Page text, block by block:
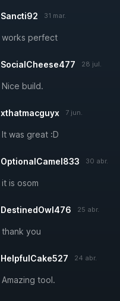
Sancti92 31 mar.
works perfect
SocialCheese477 28 jul.
Nice build.
xthatmacguyx 7 jun.
It was great :D
OptionalCamel833 30 abr.
it is osom
DestinedOwl476 25 abr.
thank you
HelpfulCake527 24 abr.
Amazing tool.